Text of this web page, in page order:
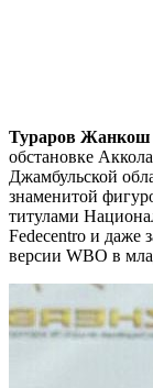
Тураров Жанкош
обстановке
Джамбульской
знаменитой
титулами
Fedecentro и даже
версии WBO в